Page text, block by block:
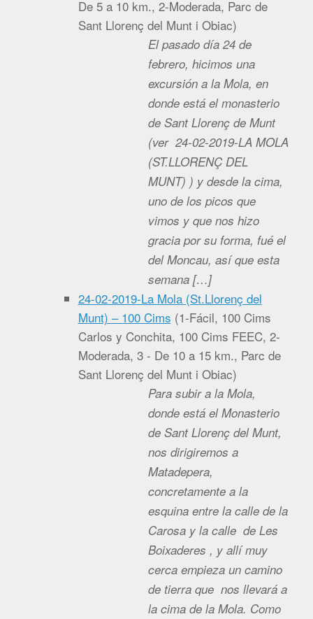
De 5 a 10 km., 2-Moderada, Parc de
Sant Llorenç del Munt i Obiac)
El pasado día 24 de
febrero, hicimos una
excursión a la Mola, en
donde está el monasterio
de Sant Llorenç de Munt
(ver 24-02-2019-LA MOLA
(ST.LLORENÇ DEL
MUNT) ) y desde la cima,
uno de los picos que
vimos y que nos hizo
gracia por su forma, fué el
del Moncau, así que esta
semana […]
24-02-2019-La Mola (St.Llorenç del
Munt) – 100 Cims (1-Fácil, 100 Cims
Carlos y Conchita, 100 Cims FEEC, 2-
Moderada, 3 - De 10 a 15 km., Parc de
Sant Llorenç del Munt i Obiac)
Para subir a la Mola,
donde está el Monasterio
de Sant Llorenç del Munt,
nos dirigiremos a
Matadepera,
concretamente a la
esquina entre la calle de la
Carosa y la calle de Les
Boixaderes , y allí muy
cerca empieza un camino
de tierra que nos llevará a
la cima de la Mola. Como